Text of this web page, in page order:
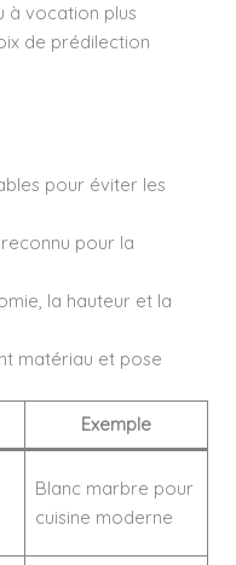
à vocation plus
de prédilection
pour éviter les
pour la
la hauteur et la
matériau et pose
Exemple
Blanc marbre pour
cuisine moderne